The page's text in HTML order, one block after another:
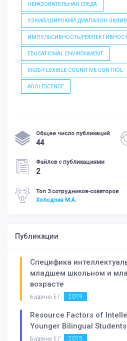
ОБРАЗОВАТЕЛЬНАЯ СРЕДА
УЗКИЙ/ШИРОКИЙ ДИАПАЗОН
ИМПУЛЬСИВНОСТЬ/
EDUCATIONAL ENVIRONMENT
RIGID/FLEXIBLE COGNITIVE CONTROL
ADOLESCENCE
Общее число публикаций
44
Файлов с публикациями
2
Топ 3 сотрудников-соавторов
Холодная М.А.
Публикации
Специфика
младшем школьном и
возрасте
Будрина Е.Г. 2019
Resource Factors of
Younger Bilingual Students
Будрина Е.Г. 2015